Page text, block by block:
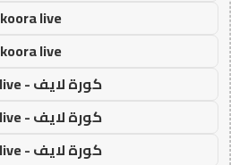
koora live
koora live
كورة لايف - koora live
كورة لايف - koora live
كورة لايف - koora live